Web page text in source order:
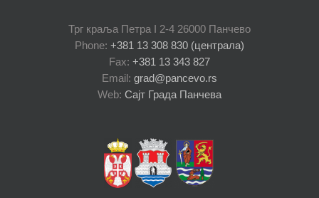
Трг краља Петра I 2-4 26000 Панчево
Phone: +381 13 308 830 (централа)
Fax: +381 13 343 827
Email: grad@pancevo.rs
Web: Сајт Града Панчева